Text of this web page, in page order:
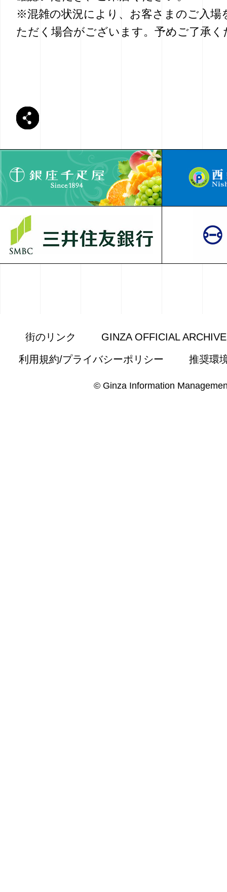
※混雑の状況により、お客さまのご入場
ただく場合がございます。予めご了承く
街のリンク
GINZA OFFICIAL
利用規約/プライバシーポリシー
推奨環
© Ginza Information